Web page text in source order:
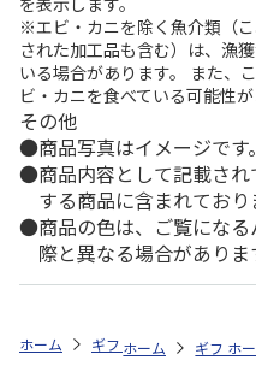
※エビ・カニを除く魚介類（
された加工品も含む）は、漁
いる場合があります。 また、
ビ・カニを食べている可能性が
その他
商品写真はイメージです。
商品内容として記載さ
する商品に含まれており
商品の色は、ご覧にな
際と異なる場合がありま
ホーム ギフト通販 商品ジャ
ホーム ギフト
ホ